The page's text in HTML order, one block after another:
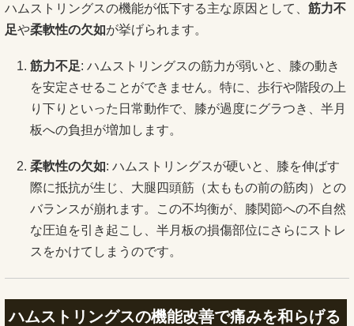
ハムストリングスの機能が低下する主な原因として、 筋力不
足や柔軟性の欠如が挙げられます。
筋力不足: ハムストリングスの筋力が弱いと、膝の動き
を安定させることができません。特に、歩行や階段の上
り下りといった日常動作で、膝が過度にグラつき、半月
板への負担が増加します。
柔軟性の欠如: ハムストリングスが硬いと、膝を伸ばす
際に抵抗が生じ、大腿四頭筋（太ももの前の筋肉）との
バランスが崩れます。この不均衡が、膝関節への不自然
な圧迫を引き起こし、半月板の損傷部位にさらにストレ
スをかけてしまうのです。
ハムストリングスの機能改善で痛みを和らげる